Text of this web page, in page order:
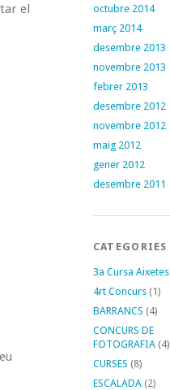
el
octubre 2014
març 2014
desembre 2013
novembre 2013
febrer 2013
desembre 2012
novembre 2012
maig 2012
gener 2012
desembre 2011
CATEGORIES
3a Cursa Aixetes
4rt Concurs(1)
BARRANCS (4)
CONCURS DE
FOTOGRAFIA(4)
CURSES (8)
ESCALADA(2)